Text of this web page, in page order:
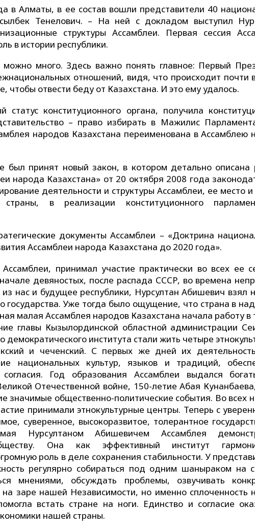
в Алматы, в ее состав вошли представители 40
Тенелович. – На ней с докладом выступил
структуры Ассамблеи. Первая сессия
в истории республики.
много. Здесь важно понять главное: Первый
отношений, видя, что происходит почти
чтобы отвести беду от Казахстана. И это ему удалось.
конституционного органа, получила
– право избирать в Мажилис
народов Казахстана переименована в Ассамблею
принят новый закон, в котором детально описана
народа Казахстана» от 20 октября 2008 года
деятельности и структуры Ассамблеи, ее место
страны, в реализации конституционного
документы Ассамблеи – «Доктрина
Ассамблеи народа Казахстана до 2020 года».
принимал участие практически во всех ее
девяностых, после распада СССР, во времена
нас и будущее республики, Нурсултан Абишевич взял
государства. Уже тогда было ощущение, что страна в
малая Ассамблея народов Казахстана начала работу в
главы Кызылординской областной администрации
института стали жить четыре
и чеченский. С первых же дней их
национальных культур, языков и традиций,
Год образования Ассамблеи выдался
Отечественной войне, 150-летие Абая
значимые общественно-политические события. Во всех
принимали этнокультурные центры. Теперь с
суверенное, высокоразвитое, толерантное
Нурсултаном Абишевичем Ассамблея
Она как эффективный институт
роль в деле сохранения стабильности. У
регулярно собираться под одним шаныраком на
мнениями, обсуждать проблемы, озвучивать
заре нашей Независимости, но именно сплоченность
встать стране на ноги. Единство и согласие
нашей страны.